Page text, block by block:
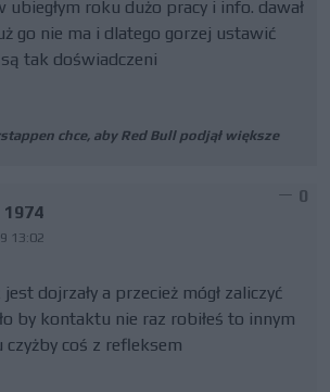
ubiegłym roku dużo pracy i info. dawał
go nie ma i dlatego gorzej ustawić
tak doświadczeni
chce, aby Red Bull podjął większe
13:02
0
dojrzały a przecież mógł zaliczyć
by kontaktu nie raz robiłeś to innym
czyżby coś z refleksem